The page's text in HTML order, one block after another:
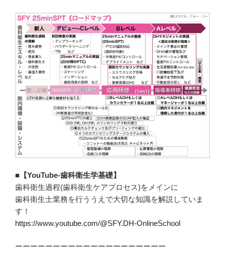
■【YouTube-歯科衛生学基礎】
歯科衛生過程(歯科衛生ケアプロセス)をメインに
歯科衛生士業務を行ううえで大切な知識を解説していま
す！
https://www.youtube.com/@SFY.DH-OnlineSchool
ーーーーーーーーーーーーーーーーーーーー